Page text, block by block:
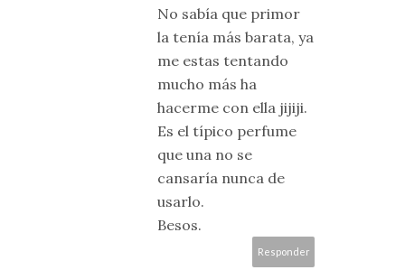
No sabía que primor
la tenía más barata, ya
me estas tentando
mucho más ha
hacerme con ella jijiji.
Es el típico perfume
que una no se
cansaría nunca de
usarlo.
Besos.
Responder